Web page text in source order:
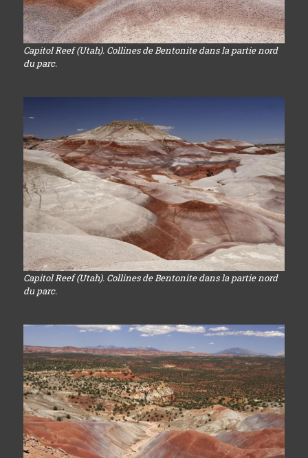
Capitol Reef (Utah). Collines de Bentonite dans la partie nord
du parc.
Capitol Reef (Utah). Collines de Bentonite dans la partie nord
du parc.